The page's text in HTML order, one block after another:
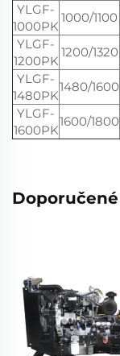
YLGF-
1000PK
1000/1100
YLGF-
1200PK
1200/1320
YLGF-
1480PK
1480/1600
YLGF-
1600PK
1600/1800